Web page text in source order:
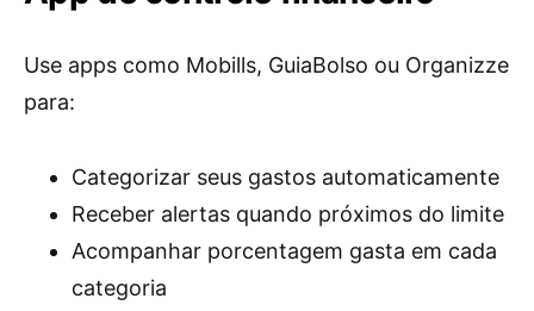
Use apps como Mobills, GuiaBolso ou Organizze
para:
Categorizar seus gastos automaticamente
Receber alertas quando próximos do limite
Acompanhar porcentagem gasta em cada
categoria